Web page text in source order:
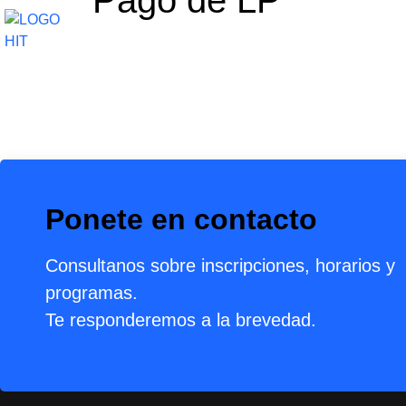
Ponete en contacto
Consultanos sobre inscripciones, horarios y
programas.
Te responderemos a la brevedad.